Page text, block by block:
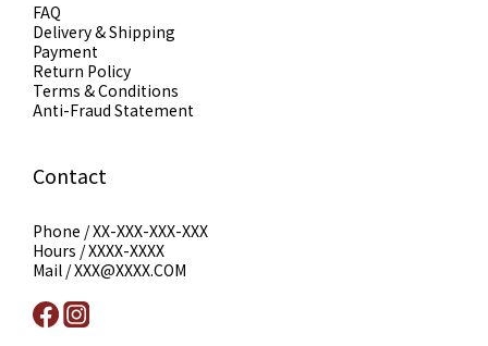
FAQ
Delivery & Shipping
Payment
Return Policy
Terms & Conditions
Anti-Fraud Statement
Contact
Phone / XX-XXX-XXX-XXX
Hours / XXXX-XXXX
Mail / XXX@XXXX.COM